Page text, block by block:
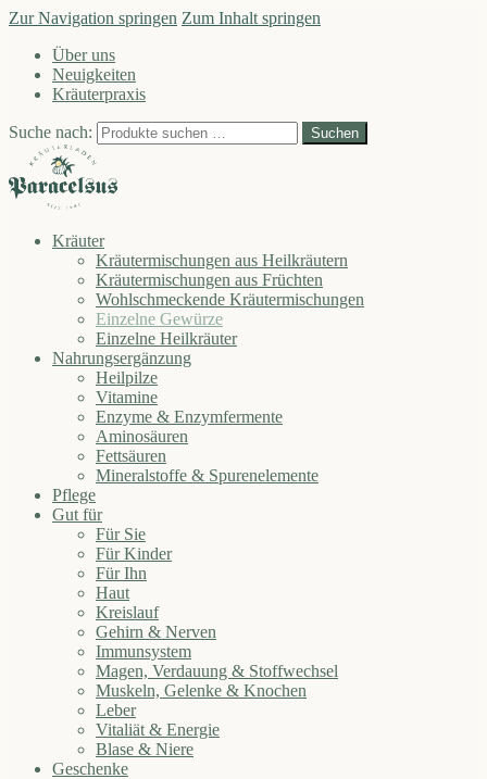
Zur Navigation springen Zum Inhalt springen
Über uns
Neuigkeiten
Kräuterpraxis
Suche nach: Suchen
Kräuter
Kräutermischungen aus Heilkräutern
Kräutermischungen aus Früchten
Wohlschmeckende Kräutermischungen
Einzelne Gewürze
Einzelne Heilkräuter
Nahrungsergänzung
Heilpilze
Vitamine
Enzyme & Enzymfermente
Aminosäuren
Fettsäuren
Mineralstoffe & Spurenelemente
Pflege
Gut für
Für Sie
Für Kinder
Für Ihn
Haut
Kreislauf
Gehirn & Nerven
Immunsystem
Magen, Verdauung & Stoffwechsel
Muskeln, Gelenke & Knochen
Leber
Vitaliät & Energie
Blase & Niere
Geschenke